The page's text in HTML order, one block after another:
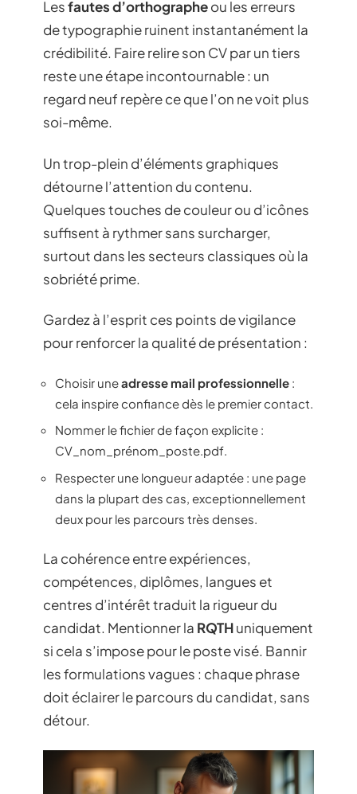
Lesfautes d’orthographeou les erreurs
de typographie ruinent instantanément la
crédibilité. Faire relire son CV par un tiers
reste une étape incontournable : un
regard neuf repère ce que l’on ne voit plus
soi-même.
Un trop-plein d’éléments graphiques
détourne l’attention du contenu.
Quelques touches de couleur ou d’icônes
suffisent à rythmer sans surcharger,
surtout dans les secteurs classiques où la
sobriété prime.
Gardez à l’esprit ces points de vigilance
pour renforcer la qualité de présentation :
Choisir uneadresse mail professionnelle :
cela inspire confiance dès le premier contact.
Nommer le fichier de façon explicite :
CV_nom_prénom_poste.pdf.
Respecter une longueur adaptée : une page
dans la plupart des cas, exceptionnellement
deux pour les parcours très denses.
La cohérence entre expériences,
compétences, diplômes, langues et
centres d’intérêt traduit la rigueur du
candidat. Mentionner la RQTHuniquement
si cela s’impose pour le poste visé. Bannir
les formulations vagues : chaque phrase
doit éclairer le parcours du candidat, sans
détour.